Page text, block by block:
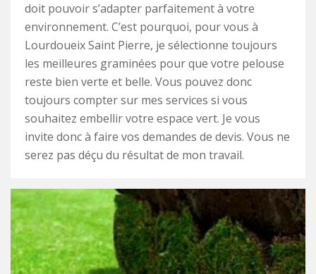
doit pouvoir s’adapter parfaitement à votre
environnement. C’est pourquoi, pour vous à
Lourdoueix Saint Pierre, je sélectionne toujours
les meilleures graminées pour que votre pelouse
reste bien verte et belle. Vous pouvez donc
toujours compter sur mes services si vous
souhaitez embellir votre espace vert. Je vous
invite donc à faire vos demandes de devis. Vous ne
serez pas déçu du résultat de mon travail.